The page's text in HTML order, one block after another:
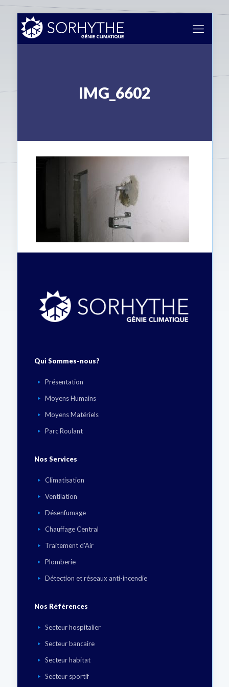
IMG_6602
Qui Sommes-nous?
Présentation
Moyens Humains
Moyens Matériels
Parc Roulant
Nos Services
Climatisation
Ventilation
Désenfumage
Chauffage Central
Traitement d'Air
Plomberie
Détection et réseaux anti-incendie
Nos Références
Secteur hospitalier
Secteur bancaire
Secteur habitat
Secteur sportif